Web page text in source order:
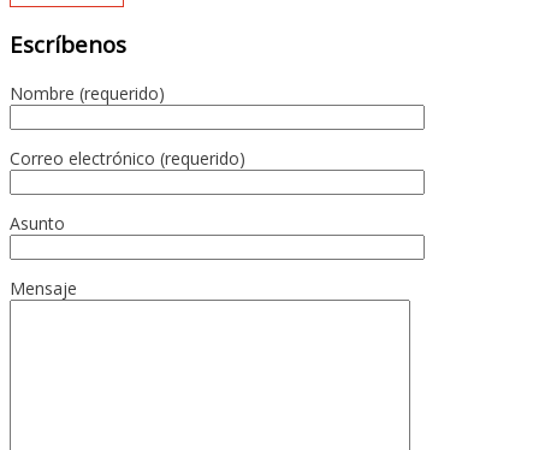
Escríbenos
Nombre (requerido)
Correo electrónico (requerido)
Asunto
Mensaje